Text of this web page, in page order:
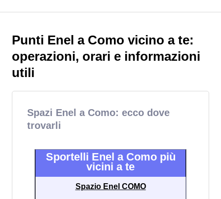
Punti Enel a Como vicino a te:
operazioni, orari e informazioni
utili
Spazi Enel a Como: ecco dove
trovarli
Sportelli Enel a Como più
vicini a te
Spazio Enel COMO